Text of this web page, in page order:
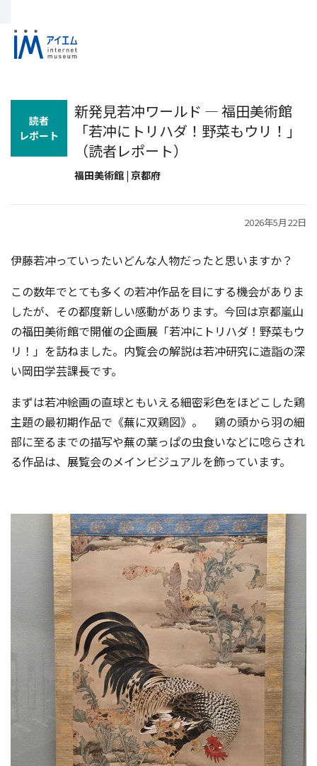
読者
レポート
新発見若冲ワールド ― 福田美術館
「若冲にトリハダ！野菜もウリ！」
（読者レポート）
福田美術館 | 京都府
2026年5月22日
伊藤若冲っていったいどんな人物だったと思いますか？
この数年でとても多くの若冲作品を目にする機会がありま
したが、その都度新しい感動があります。今回は京都嵐山
の福田美術館で開催の企画展「若冲にトリハダ！野菜もウ
リ！」を訪ねました。内覧会の解説は若冲研究に造詣の深
い岡田学芸課長です。
まずは若冲絵画の直球ともいえる細密彩色をほどこした鶏
主題の最初期作品で《蕪に双鶏図》。 鶏の頭から羽の細
部に至るまでの描写や蕪の葉っぱの虫食いなどに唸らされ
る作品は、展覧会のメインビジュアルを飾っています。